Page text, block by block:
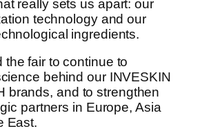
really sets us apart: our
technology and our
ingredients.
the fair to continue to
behind our INVESKIN
brands, and to strengthen
partners in Europe, Asia
East.